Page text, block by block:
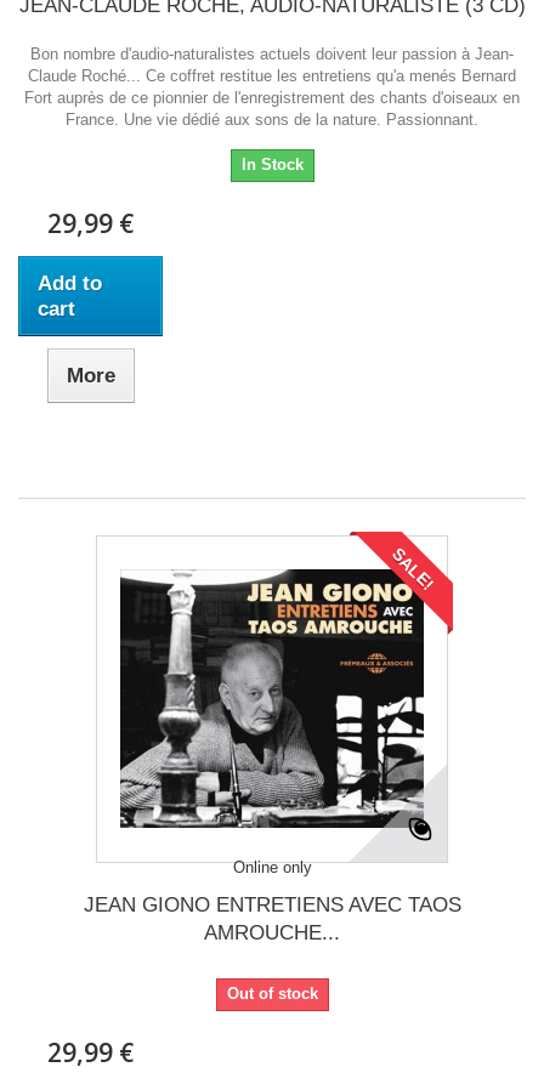
JEAN-CLAUDE ROCHÉ, AUDIO-NATURALISTE (3 CD)
Bon nombre d'audio-naturalistes actuels doivent leur passion à Jean-
Claude Roché... Ce coffret restitue les entretiens qu'a menés Bernard
Fort auprès de ce pionnier de l'enregistrement des chants d'oiseaux en
France. Une vie dédié aux sons de la nature. Passionnant.
In Stock
29,99 €
Add to
cart
More
SALE!
Online only
JEAN GIONO ENTRETIENS AVEC TAOS
AMROUCHE...
Out of stock
29,99 €